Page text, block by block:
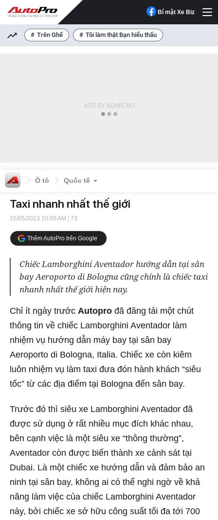
Bí mật Xe Biz
Trên Ghế Tôi làm thật Bạn hiểu thấu
Ô tô Quốc tế
Taxi nhanh nhất thế giới
15/05/2013 10:00 AM | 73
Thêm AutoPro trên Google
Chiếc Lamborghini Aventador hướng dẫn tại sân
bay Aeroporto di Bologna cũng chính là chiếc taxi
nhanh nhất thế giới hiện nay.
Chỉ ít ngày trước Autopro đã đăng tải một chút
thông tin về chiếc Lamborghini Aventador làm
nhiệm vụ hướng dẫn máy bay tại sân bay
Aeroporto di Bologna, Italia. Chiếc xe còn kiêm
luôn nhiệm vụ làm taxi đưa đón hành khách “siêu
tốc” từ các địa điểm tại Bologna đến sân bay.
Trước đó thì siêu xe Lamborghini Aventador đã
được sử dụng ở rất nhiều mục đích khác nhau,
bên cạnh việc là một siêu xe “thông thường”,
Aventador còn được biến thành xe cảnh sát tại
Dubai. Là một chiếc xe hướng dẫn và đảm bảo an
ninh tại sân bay, không ai có thể nghi ngờ về khả
năng làm việc của chiếc Lamborghini Aventador
này, bởi chiếc xe sở hữu công suất tối đa tới 700